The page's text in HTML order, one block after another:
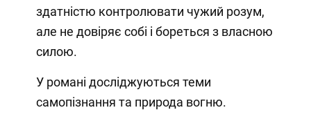
здатністю контролювати чужий розум,
але не довіряє собі і бореться з власною
силою.
У романі досліджуються теми
самопізнання та природа вогню.